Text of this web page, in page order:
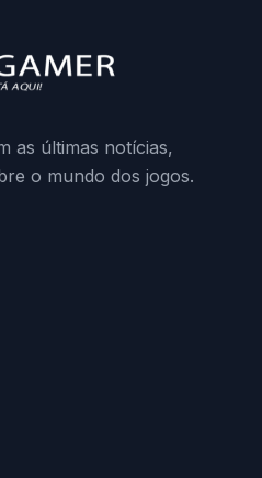
do preload,
não autorizados
as últimas notícias,
o mundo dos jogos.